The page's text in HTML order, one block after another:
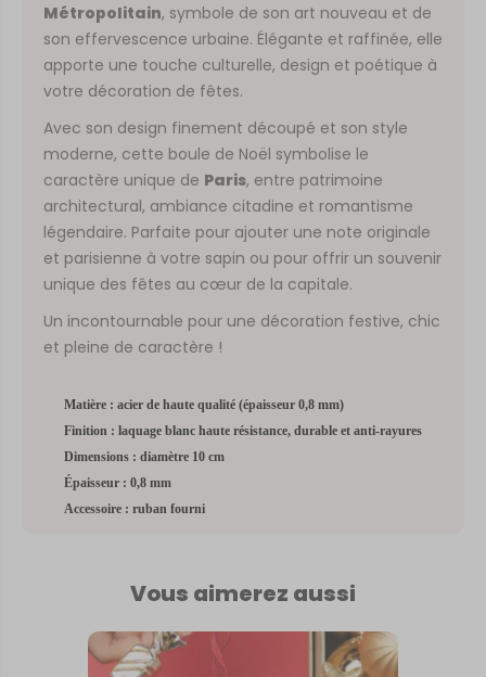
Métropolitain, symbole de son art nouveau et de
son effervescence urbaine. Élégante et raffinée, elle
apporte une touche culturelle, design et poétique à
votre décoration de fêtes.
Avec son design finement découpé et son style
moderne, cette boule de Noël symbolise le
caractère unique de Paris, entre patrimoine
architectural, ambiance citadine et romantisme
légendaire. Parfaite pour ajouter une note originale
et parisienne à votre sapin ou pour offrir un souvenir
unique des fêtes au cœur de la capitale.
Un incontournable pour une décoration festive, chic
et pleine de caractère !
Matière : acier de haute qualité (épaisseur 0,8 mm)
Finition : laquage blanc haute résistance, durable et anti-rayures
Dimensions : diamètre 10 cm
Épaisseur : 0,8 mm
Accessoire : ruban fourni
Vous aimerez aussi